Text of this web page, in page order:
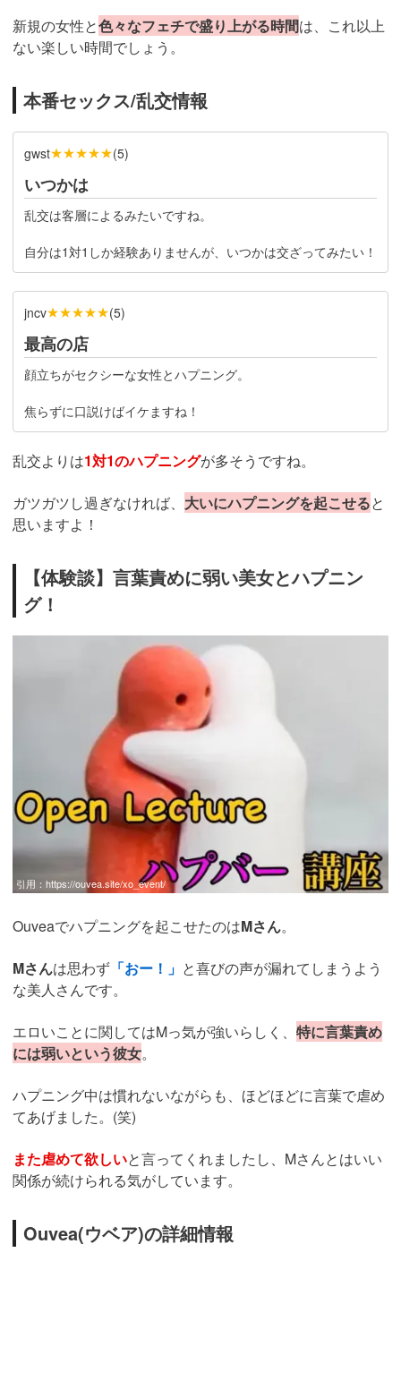
新規の女性と色々なフェチで盛り上がる時間は、これ以上
ない楽しい時間でしょう。
本番セックス/乱交情報
gwst★★★★★(5)
いつかは
乱交は客層によるみたいですね。
自分は1対1しか経験ありませんが、いつかは交ざってみたい！
jncv★★★★★(5)
最高の店
顔立ちがセクシーな女性とハプニング。
焦らずに口説けばイケますね！
乱交よりは1対1のハプニングが多そうですね。
ガツガツし過ぎなければ、 大いにハプニングを起こせると
思いますよ！
【体験談】言葉責めに弱い美女とハプニン
グ！
引用： https://ouvea.site/xo_event/
Ouveaでハプニングを起こせたのはMさん。
Mさんは思わず 「おー！」 と喜びの声が漏れてしまうよう
な美人さんです。
エロいことに関してはMっ気が強いらしく、 特に言葉責め
には弱いという彼女。
ハプニング中は慣れないながらも、ほどほどに言葉で虐め
てあげました。(笑)
また虐めて欲しいと言ってくれましたし、Mさんとはいい
関係が続けられる気がしています。
Ouvea(ウベア)の詳細情報